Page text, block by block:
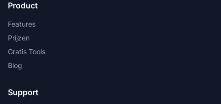
Product
Features
Prijzen
Gratis Tools
Blog
Support